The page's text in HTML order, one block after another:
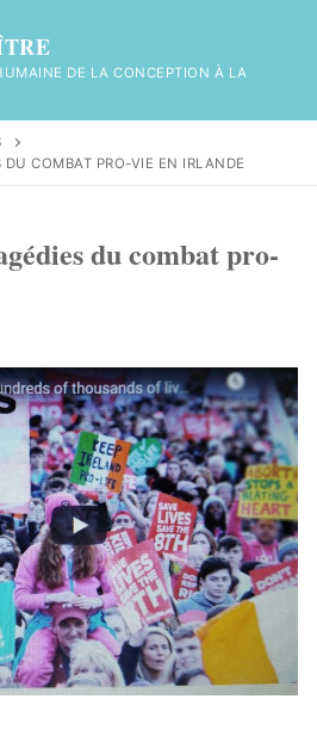
DE LA CONCEPTION À LA
COMBAT PRO-VIE EN IRLANDE
du combat pro-